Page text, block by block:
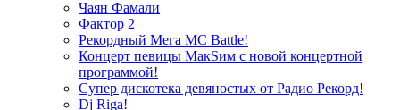
Чаян Фамали
Фактор 2
Рекордный Мега МС Battle!
Концерт певицы МакSим с новой концертной
программой!
Супер дискотека девяностых от Радио Рекорд!
Dj Riga!